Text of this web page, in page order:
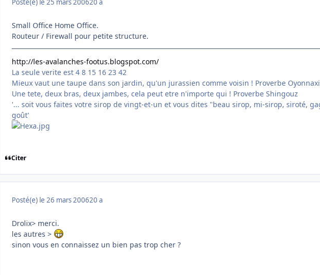
Small Office Home Office.
Routeur / Firewall pour petite structure.
http://les-avalanches-footus.blogspot.com/
La seule verite est 4 8 15 16 23 42
Mieux vaut une taupe dans son jardin, qu'un jurassien comme voisin ! Proverbe
Une tete, deux bras, deux jambes, cela peut etre n'importe qui ! Proverbe Shingouz
'... soit vous faites votre sirop de vingt-et-un et vous dites "beau sirop, mi-sirop, siroté,
goût'
Citer
Posté(e) le 26 mars 200620 a
Drolix> merci.
les autres >
sinon vous en connaissez un bien pas trop cher ?